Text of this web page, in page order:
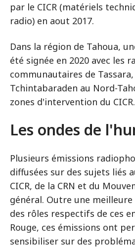
par le CICR (matériels
radio) en aout 2017.
Dans la région de Tahoua,
été signée en 2020 avec les
communautaires de
Tchintabaraden au Nord-
zones d'intervention du CICR.
Les ondes de
Plusieurs émissions
diffusées sur des sujets liés
CICR, de la CRN et du
général. Outre une
des rôles respectifs de ces
Rouge, ces émissions ont
sensibiliser sur des